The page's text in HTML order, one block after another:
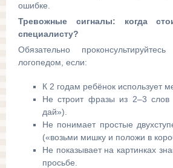
ошибке.
Тревожные сигналы: когда
специалисту?
Обязательно
логопедом, если:
К 2 годам ребёнок использует
Не строит фразы из 2–3 слов
дай»).
Не понимает простые
(«возьми мишку и положи в
Не показывает на картинках
просьбе.